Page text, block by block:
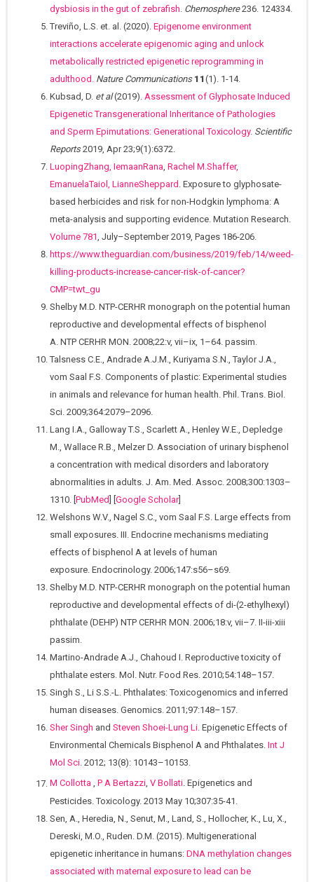
dysbiosis in the gut of zebrafish. Chemosphere236. 124334.
Treviño, L.S. et. al. (2020). Epigenome environment
interactions accelerate epigenomic aging and unlock
metabolically restricted epigenetic reprogramming in
adulthood. Nature Communications 11(1). 1-14.
Kubsad, D. et al(2019). Assessment of Glyphosate Induced
Epigenetic Transgenerational Inheritance of Pathologies
and Sperm Epimutations: Generational Toxicology. Scientific
Reports2019, Apr 23;9(1):6372.
LuopingZhang, IemaanRana, Rachel M.Shaffer,
EmanuelaTaiol, LianneSheppard . Exposure to glyphosate-
based herbicides and risk for non-Hodgkin lymphoma: A
meta-analysis and supporting evidence. Mutation Research.
Volume 781, July–September 2019, Pages 186-206.
https://www.theguardian.com/business/2019/feb/14/weed-
killing-products-increase-cancer-risk-of-cancer?
CMP=twt_gu
Shelby M.D. NTP-CERHR monograph on the potential human
reproductive and developmental effects of bisphenol
A. NTP CERHR MON. 2008;22:v, vii–ix, 1–64. passim.
Talsness C.E., Andrade A.J.M., Kuriyama S.N., Taylor J.A.,
vom Saal F.S. Components of plastic: Experimental studies
in animals and relevance for human health. Phil. Trans. Biol.
Sci. 2009;364:2079–2096.
Lang I.A., Galloway T.S., Scarlett A., Henley W.E., Depledge
M., Wallace R.B., Melzer D. Association of urinary bisphenol
a concentration with medical disorders and laboratory
abnormalities in adults. J. Am. Med. Assoc. 2008;300:1303–
1310. [ PubMed Google Scholar]
Welshons W.V., Nagel S.C., vom Saal F.S. Large effects from
small exposures. III. Endocrine mechanisms mediating
effects of bisphenol A at levels of human
exposure. Endocrinology. 2006;147:s56–s69.
Shelby M.D. NTP-CERHR monograph on the potential human
reproductive and developmental effects of di-(2-ethylhexyl)
phthalate (DEHP) NTP CERHR MON. 2006;18:v, vii–7. II-iii-xiii
passim.
Martino-Andrade A.J., Chahoud I. Reproductive toxicity of
phthalate esters. Mol. Nutr. Food Res. 2010;54:148–157.
Singh S., Li S.S.-L. Phthalates: Toxicogenomics and inferred
human diseases. Genomics. 2011;97:148–157.
Sher Singh and Steven Shoei-Lung Li. Epigenetic Effects of
Environmental Chemicals Bisphenol A and Phthalates. Int J
Mol Sci. 2012; 13(8): 10143–10153.
M Collotta , P A Bertazzi, V Bollati. Epigenetics and
Pesticides. Toxicology. 2013 May 10;307:35-41.
Sen, A., Heredia, N., Senut, M., Land, S., Hollocher, K., Lu, X.,
Dereski, M.O., Ruden. D.M. (2015). Multigenerational
epigenetic inheritance in humans: DNA methylation changes
associated with maternal exposure to lead can be